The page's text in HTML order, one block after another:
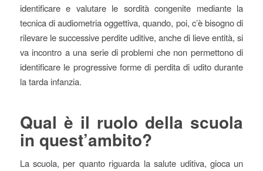
identificare e valutare le sordità congenite mediante la
tecnica di audiometria oggettiva, quando, poi, c’è bisogno di
rilevare le successive perdite uditive, anche di lieve entità, si
va incontro a una serie di problemi che non permettono di
identificare le progressive forme di perdita di udito durante
la tarda infanzia.
Qual è il ruolo della scuola
in quest’ambito?
La scuola, per quanto riguarda la salute uditiva, gioca un